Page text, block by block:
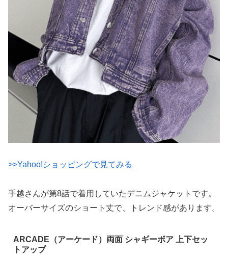
>>Yahoo!ショッピングで見てみる
手越さんが第8話で着用していたデニムジャケットです。
オーバーサイズのショート丈で、トレンド感があります。
ARCADE（アーケード）両面 シャギーボア 上下セッ
トアップ